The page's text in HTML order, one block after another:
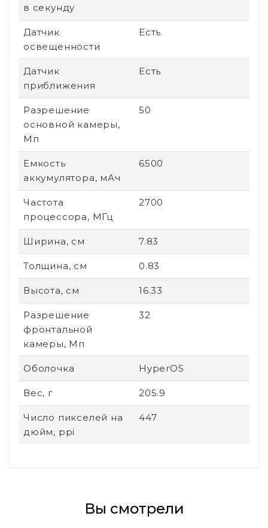
в секунду
Датчик
освещенности
Есть
Датчик
приближения
Есть
Разрешение
основной камеры,
Мп
50
Емкость
аккумулятора, мАч
6500
Частота
процессора, МГц
2700
Ширина, см 7.83
Толщина, см 0.83
Высота, см 16.33
Разрешение
фронтальной
камеры, Мп
32
Оболочка HyperOS
Вес, г 205.9
Число пикселей на
дюйм, ppi
447
Вы смотрели